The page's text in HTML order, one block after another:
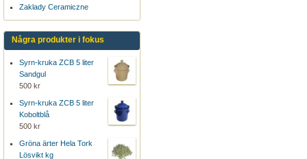
Zaklady Ceramiczne
Några produkter i fokus
Syrn-kruka ZCB 5 liter
Sandgul
500 kr
Syrn-kruka ZCB 5 liter
Koboltblå
500 kr
Gröna ärter Hela Tork
Lösvikt kg